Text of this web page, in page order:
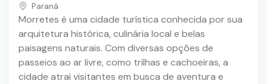
Paraná
Morretes é uma cidade turística conhecida por sua
arquitetura histórica, culinária local e belas
paisagens naturais. Com diversas opções de
passeios ao ar livre, como trilhas e cachoeiras, a
cidade atrai visitantes em busca de aventura e